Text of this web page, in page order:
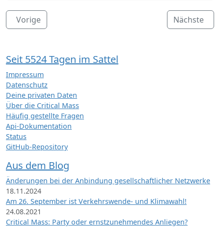
Vorige Nächste
Seit 5524 Tagen im Sattel
Impressum
Datenschutz
Deine privaten Daten
Über die Critical Mass
Häufig gestellte Fragen
Api-Dokumentation
Status
GitHub-Repository
Aus dem Blog
Änderungen bei der Anbindung gesellschaftlicher Netzwerke
18.11.2024
Am 26. September ist Verkehrswende- und Klimawahl!
24.08.2021
Critical Mass: Party oder ernstzunehmendes Anliegen?